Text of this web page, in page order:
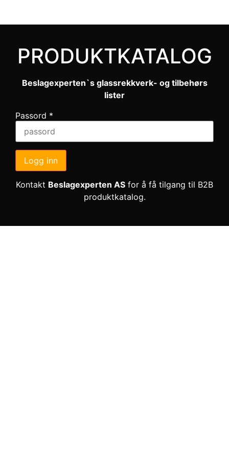
PRODUKTKATALOG
Beslagexperten`s glassrekkverk- og tilbehørs
lister
Passord *
Logg inn
Kontakt Beslagexperten AS for å få tilgang til B2B
produktkatalog.